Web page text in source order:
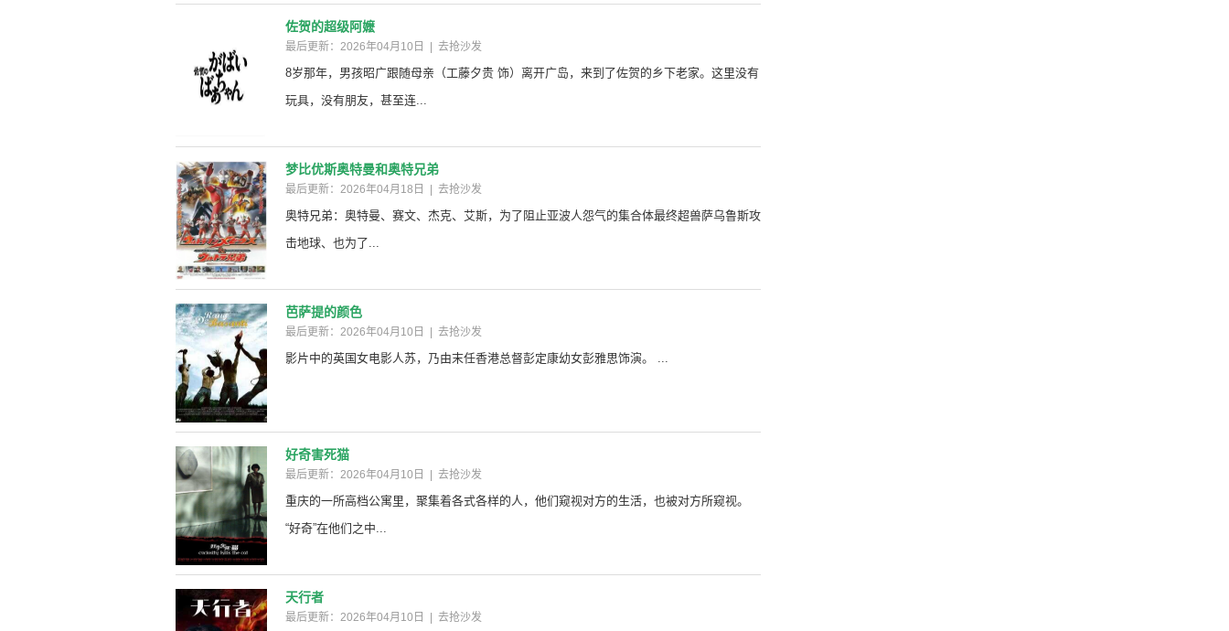
佐贺的超级阿嬷
最后更新：2026年04月10日 去抢沙发
8岁那年，男孩昭广跟随母亲（工藤夕贵 饰）离开广岛，来到了佐贺的乡下老家。这里没有
玩具，没有朋友，甚至连...
梦比优斯奥特曼和奥特兄弟
最后更新：2026年04月18日 去抢沙发
奥特兄弟：奥特曼、赛文、杰克、艾斯，为了阻止亚波人怨气的集合体最终超兽萨乌鲁斯攻
击地球、也为了...
芭萨提的颜色
最后更新：2026年04月10日 去抢沙发
影片中的英国女电影人苏，乃由末任香港总督彭定康幼女彭雅思饰演。 ...
好奇害死猫
最后更新：2026年04月10日 去抢沙发
重庆的一所高档公寓里，聚集着各式各样的人，他们窥视对方的生活，也被对方所窥视。
“好奇”在他们之中...
天行者
最后更新：2026年04月10日 去抢沙发